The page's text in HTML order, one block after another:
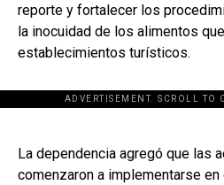
reporte y fortalecer los
la inocuidad de los alimentos
establecimientos turísticos.
ADVERTISEMENT. SCROLL TO
[adsforwp
La dependencia agregó que las
comenzaron a implementarse